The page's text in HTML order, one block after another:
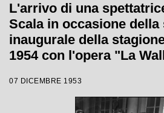
L'arrivo di una
Scala in occasione della
inaugurale della
1954 con l'opera "La
con la regia di Tatiana
07 DICEMBRE 1953